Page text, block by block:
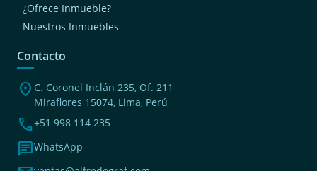
¿Ofrece Inmueble?
Nuestros Inmuebles
Contacto
location_on C. Coronel Inclán 235, Of. 211
Miraflores 15074, Lima, Perú
phone+51 998 114 235
chatWhatsApp